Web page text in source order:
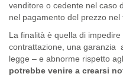
venditore o cedente nel caso
nel pagamento del prezzo nel
La finalità è quella di
contrattazione, una garanzia
legge – e abnorme rispetto
potrebbe venire a crearsi